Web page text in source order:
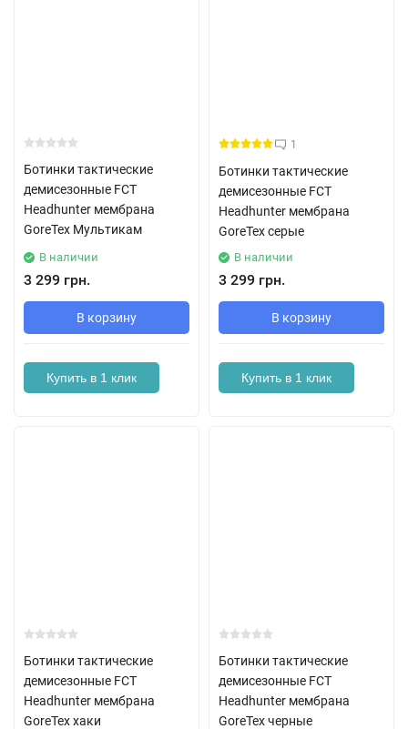
Ботинки тактические
демисезонные FCT
Headhunter мембрана
GoreTex Мультикам
В наличии
3 299 грн.
В корзину
Купить в 1 клик
1
Ботинки тактические
демисезонные FCT
Headhunter мембрана
GoreTex серые
В наличии
3 299 грн.
В корзину
Купить в 1 клик
Ботинки тактические
демисезонные FCT
Headhunter мембрана
GoreTex хаки
Ботинки тактические
демисезонные FCT
Headhunter мембрана
GoreTex черные